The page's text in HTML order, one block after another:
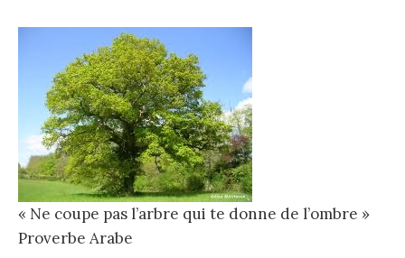
« Ne coupe pas l’arbre qui te donne de l’ombre »
Proverbe Arabe